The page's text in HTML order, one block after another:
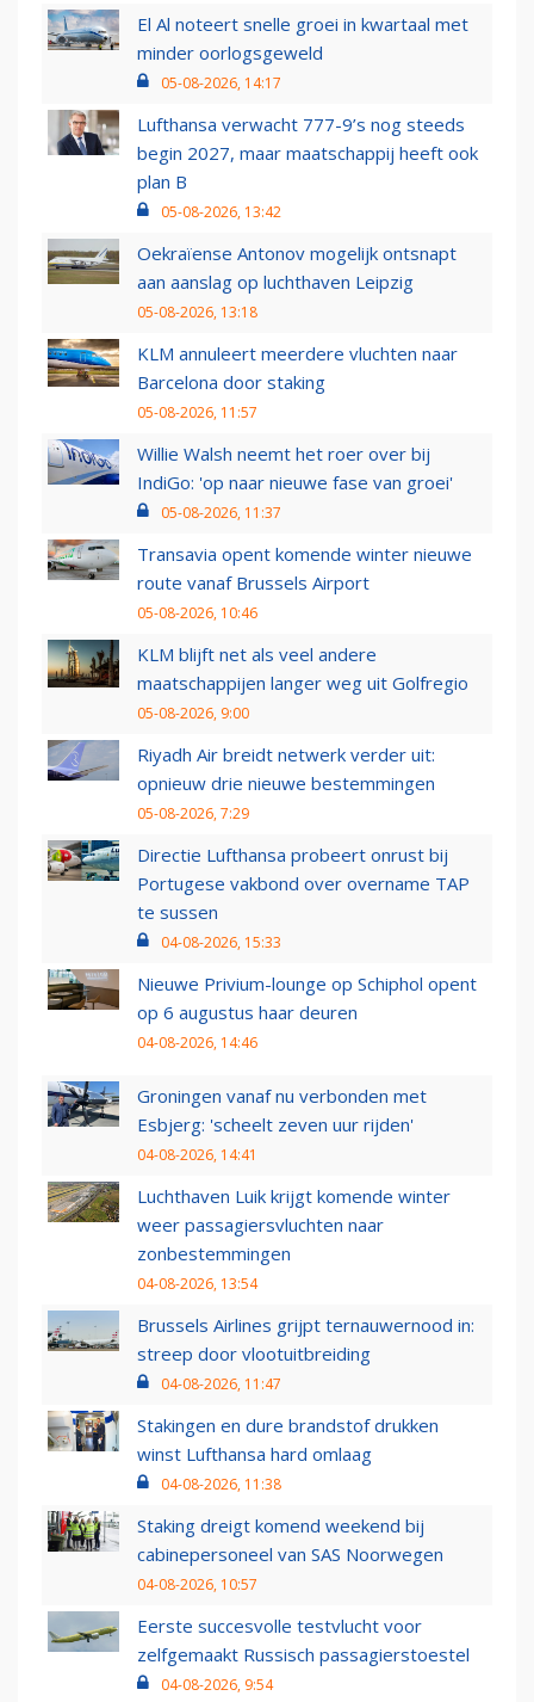
El Al noteert snelle groei in kwartaal met
minder oorlogsgeweld
05-08-2026, 14:17
Lufthansa verwacht 777-9’s nog steeds
begin 2027, maar maatschappij heeft ook
plan B
05-08-2026, 13:42
Oekraïense Antonov mogelijk ontsnapt
aan aanslag op luchthaven Leipzig
05-08-2026, 13:18
KLM annuleert meerdere vluchten naar
Barcelona door staking
05-08-2026, 11:57
Willie Walsh neemt het roer over bij
IndiGo: 'op naar nieuwe fase van groei'
05-08-2026, 11:37
Transavia opent komende winter nieuwe
route vanaf Brussels Airport
05-08-2026, 10:46
KLM blijft net als veel andere
maatschappijen langer weg uit Golfregio
05-08-2026, 9:00
Riyadh Air breidt netwerk verder uit:
opnieuw drie nieuwe bestemmingen
05-08-2026, 7:29
Directie Lufthansa probeert onrust bij
Portugese vakbond over overname TAP
te sussen
04-08-2026, 15:33
Nieuwe Privium-lounge op Schiphol opent
op 6 augustus haar deuren
04-08-2026, 14:46
Groningen vanaf nu verbonden met
Esbjerg: 'scheelt zeven uur rijden'
04-08-2026, 14:41
Luchthaven Luik krijgt komende winter
weer passagiersvluchten naar
zonbestemmingen
04-08-2026, 13:54
Brussels Airlines grijpt ternauwernood in:
streep door vlootuitbreiding
04-08-2026, 11:47
Stakingen en dure brandstof drukken
winst Lufthansa hard omlaag
04-08-2026, 11:38
Staking dreigt komend weekend bij
cabinepersoneel van SAS Noorwegen
04-08-2026, 10:57
Eerste succesvolle testvlucht voor
zelfgemaakt Russisch passagierstoestel
04-08-2026, 9:54